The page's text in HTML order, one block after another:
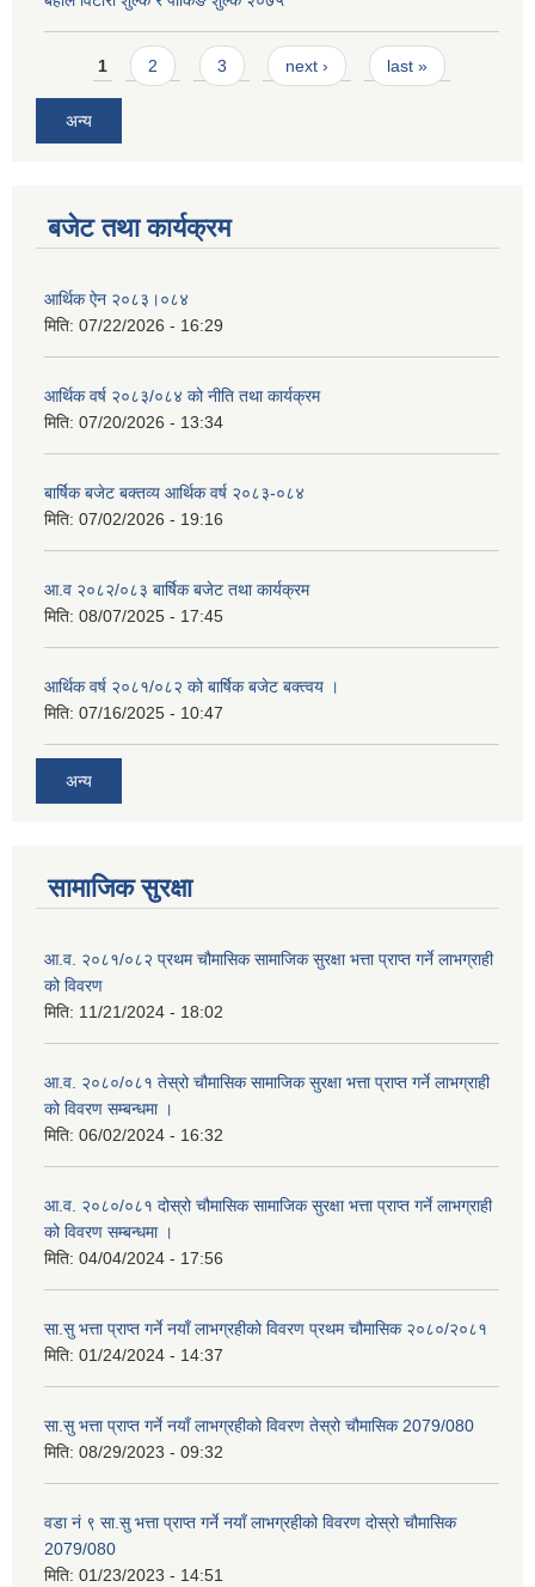
Pages
1 2 3 next › last »
अन्य
बजेट तथा कार्यक्रम
आर्थिक ऐन २०८३।०८४
मिति: 07/22/2026 - 16:29
आर्थिक वर्ष २०८३/०८४ को नीति तथा कार्यक्रम
मिति: 07/20/2026 - 13:34
बार्षिक बजेट बक्तव्य आर्थिक वर्ष २०८३-०८४
मिति: 07/02/2026 - 19:16
आ.व २०८२/०८३ बार्षिक बजेट तथा कार्यक्रम
मिति: 08/07/2025 - 17:45
आर्थिक वर्ष २०८१/०८२ को बार्षिक बजेट बक्त्वय ।
मिति: 07/16/2025 - 10:47
अन्य
सामाजिक सुरक्षा
आ.व. २०८१/०८२ प्रथम चौमासिक सामाजिक सुरक्षा भत्ता प्राप्त गर्ने लाभग्राही
को विवरण
मिति: 11/21/2024 - 18:02
आ.व. २०८०/०८१ तेस्रो चौमासिक सामाजिक सुरक्षा भत्ता प्राप्त गर्ने लाभग्राही
को विवरण सम्बन्धमा ।
मिति: 06/02/2024 - 16:32
आ.व. २०८०/०८१ दोस्रो चौमासिक सामाजिक सुरक्षा भत्ता प्राप्त गर्ने लाभग्राही
को विवरण सम्बन्धमा ।
मिति: 04/04/2024 - 17:56
सा.सु भत्ता प्राप्त गर्ने नयाँ लाभग्रहीको विवरण प्रथम चौमासिक २०८०/२०८१
मिति: 01/24/2024 - 14:37
सा.सु भत्ता प्राप्त गर्ने नयाँ लाभग्रहीको विवरण तेस्रो चौमासिक 2079/080
मिति: 08/29/2023 - 09:32
वडा नं ९ सा.सु भत्ता प्राप्त गर्ने नयाँ लाभग्रहीको विवरण दोस्रो चौमासिक
2079/080
मिति: 01/23/2023 - 14:51